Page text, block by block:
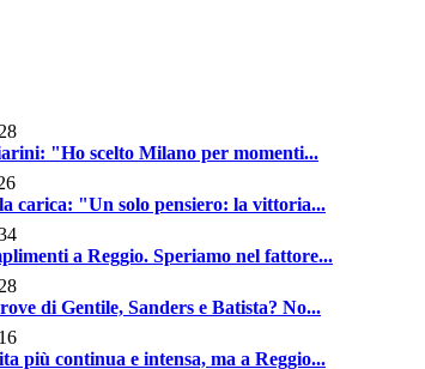
"Ho scelto Milano per momenti...
carica: "Un solo pensiero: la vittoria...
a Reggio. Speriamo nel fattore...
di Gentile, Sanders e Batista? No...
più continua e intensa, ma a Reggio...